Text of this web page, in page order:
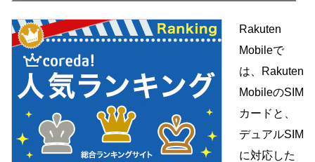
Rakuten
Mobileで
は、Rakuten
MobileのSIM
カードと、
デュアルSIM
に対応した